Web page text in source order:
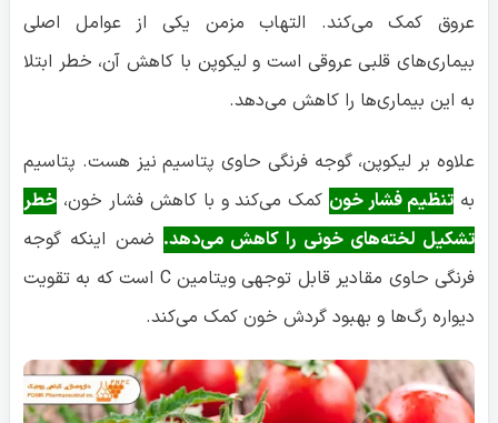
عروق کمک می‌کند. التهاب مزمن یکی از عوامل اصلی
بیماری‌های قلبی عروقی است و لیکوپن با کاهش آن، خطر ابتلا
به این بیماری‌ها را کاهش می‌دهد.
علاوه بر لیکوپن، گوجه فرنگی حاوی پتاسیم نیز هست. پتاسیم
به تنظیم فشار خون کمک می‌کند و با کاهش فشار خون، خطر
تشکیل لخته‌های خونی را کاهش می‌دهد. ضمن اینکه گوجه
فرنگی حاوی مقادیر قابل توجهی ویتامین C است که به تقویت
دیواره رگ‌ها و بهبود گردش خون کمک می‌کند.